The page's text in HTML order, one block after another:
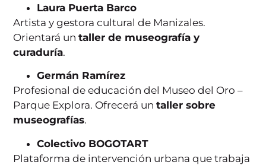
Laura Puerta Barco
Artista y gestora cultural de Manizales.
Orientará untaller de museografía y
curaduría.
Germán Ramírez
Profesional de educación del Museo del Oro –
Parque Explora. Ofrecerá untaller sobre
museografías.
Colectivo BOGOTART
Plataforma de intervención urbana que trabaja